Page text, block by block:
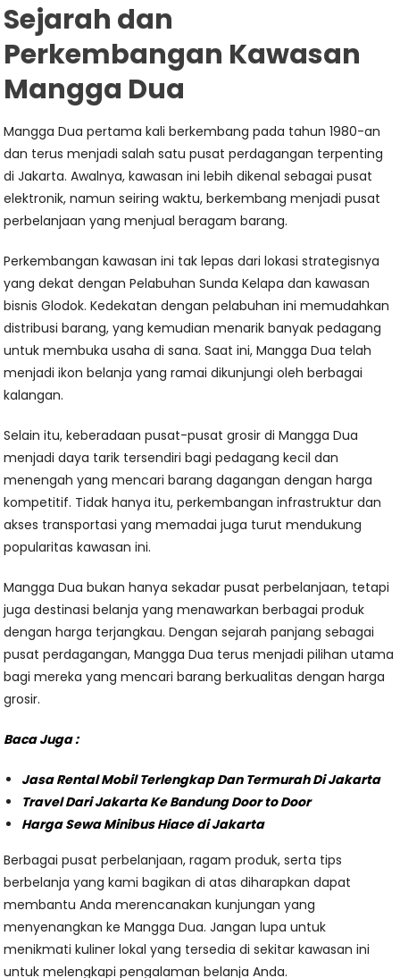
Sejarah dan
Perkembangan Kawasan
Mangga Dua
Mangga Dua pertama kali berkembang pada tahun 1980-an
dan terus menjadi salah satu pusat perdagangan terpenting
di Jakarta. Awalnya, kawasan ini lebih dikenal sebagai pusat
elektronik, namun seiring waktu, berkembang menjadi pusat
perbelanjaan yang menjual beragam barang.
Perkembangan kawasan ini tak lepas dari lokasi strategisnya
yang dekat dengan Pelabuhan Sunda Kelapa dan kawasan
bisnis Glodok. Kedekatan dengan pelabuhan ini memudahkan
distribusi barang, yang kemudian menarik banyak pedagang
untuk membuka usaha di sana. Saat ini, Mangga Dua telah
menjadi ikon belanja yang ramai dikunjungi oleh berbagai
kalangan.
Selain itu, keberadaan pusat-pusat grosir di Mangga Dua
menjadi daya tarik tersendiri bagi pedagang kecil dan
menengah yang mencari barang dagangan dengan harga
kompetitif. Tidak hanya itu, perkembangan infrastruktur dan
akses transportasi yang memadai juga turut mendukung
popularitas kawasan ini.
Mangga Dua bukan hanya sekadar pusat perbelanjaan, tetapi
juga destinasi belanja yang menawarkan berbagai produk
dengan harga terjangkau. Dengan sejarah panjang sebagai
pusat perdagangan, Mangga Dua terus menjadi pilihan utama
bagi mereka yang mencari barang berkualitas dengan harga
grosir.
Baca Juga :
Jasa Rental Mobil Terlengkap Dan Termurah Di Jakarta
Travel Dari Jakarta Ke Bandung Door to Door
Harga Sewa Minibus Hiace di Jakarta
Berbagai pusat perbelanjaan, ragam produk, serta tips
berbelanja yang kami bagikan di atas diharapkan dapat
membantu Anda merencanakan kunjungan yang
menyenangkan ke Mangga Dua. Jangan lupa untuk
menikmati kuliner lokal yang tersedia di sekitar kawasan ini
untuk melengkapi pengalaman belanja Anda.